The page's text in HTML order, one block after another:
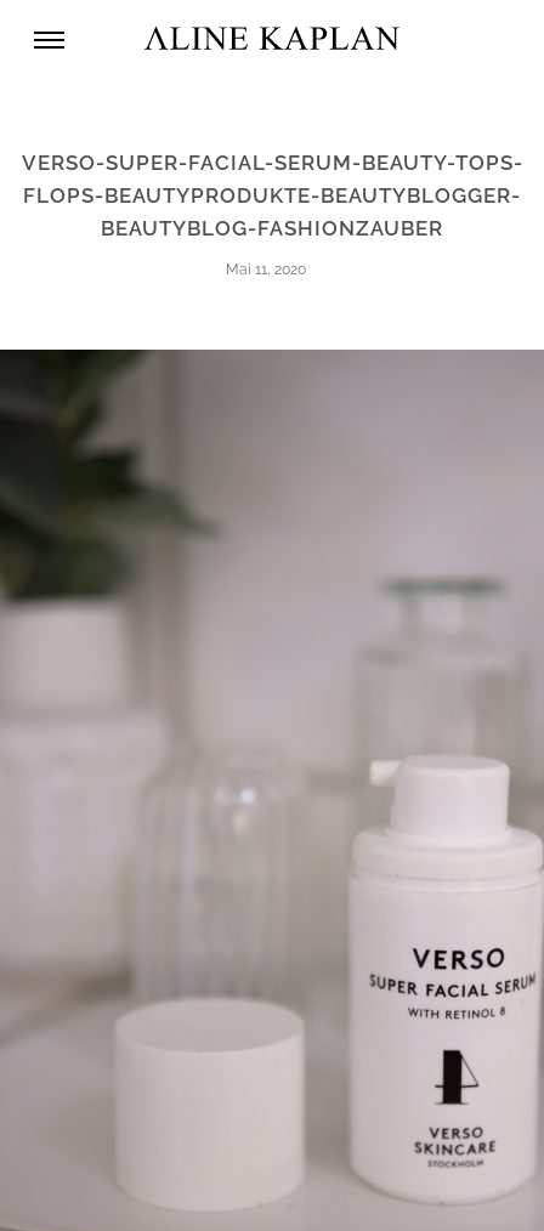
VERSO-SUPER-FACIAL-SERUM-BEAUTY-TOPS-
FLOPS-BEAUTYPRODUKTE-BEAUTYBLOGGER-
BEAUTYBLOG-FASHIONZAUBER
Mai 11, 2020